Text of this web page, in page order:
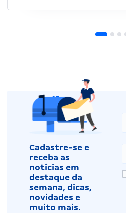
Cadastre-se e
receba as
notícias em
destaque da
semana, dicas,
novidades e
muito mais.